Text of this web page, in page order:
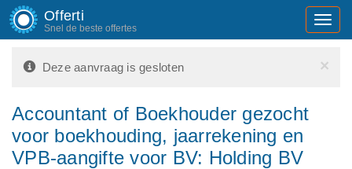
Offerti
Snel de beste offertes
×
Deze aanvraag is gesloten
Accountant of Boekhouder gezocht
voor boekhouding, jaarrekening en
VPB-aangifte voor BV: Holding BV